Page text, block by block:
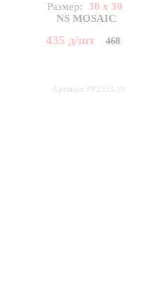
Размер:
30 x 30
NS MOSAIC
435 д/шт 468
Артикул: PP2323-19